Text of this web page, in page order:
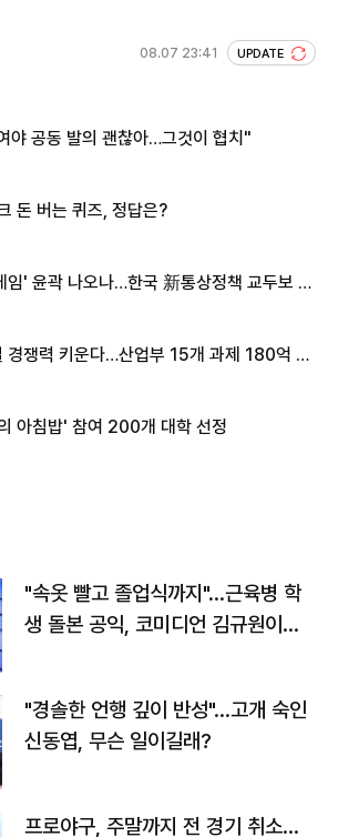
08.07 23:41 UPDATE
야 공동 발의 괜찮아…그것이 협치"
돈 버는 퀴즈, 정답은?
임' 윤곽 나오나…한국 新통상정책 교두보 활
경쟁력 키운다…산업부 15개 과제 180억 지
아침밥' 참여 200개 대학 선정
"속옷 빨고 졸업식까지"…근육병 학
생 돌본 공익, 코미디언 김규원이었
"경솔한 언행 깊이 반성"…고개 숙인
신동엽, 무슨 일이길래?
프로야구, 주말까지 전 경기 취소…